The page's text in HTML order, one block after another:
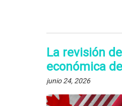
La revisión
económica
junio 24, 2026